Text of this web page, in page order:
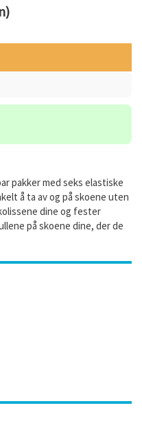
pakker med seks elastiske
å ta av og på skoene uten
dine og fester
på skoene dine, der de